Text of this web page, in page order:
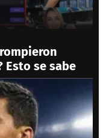
Esto se sabe